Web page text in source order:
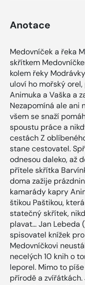
Anotace
Medovníček a řeka
skřítkem
kolem řeky
uloví ho mořský
Animuka a Vaška a
Nezapomíná ale ani
všem se snaží
spoustu práce a
cestách Z
stane cestovatel.
odnesou daleko, až
přítele skřítka
doma zažije
kamarády kapry
štikou Paštikou,
statečný skřítek,
plavat… Jan Lebeda
spisovatel knížek
Medovníčkovi
necelých 10 knih o
leporel. Mimo to
přírodě a